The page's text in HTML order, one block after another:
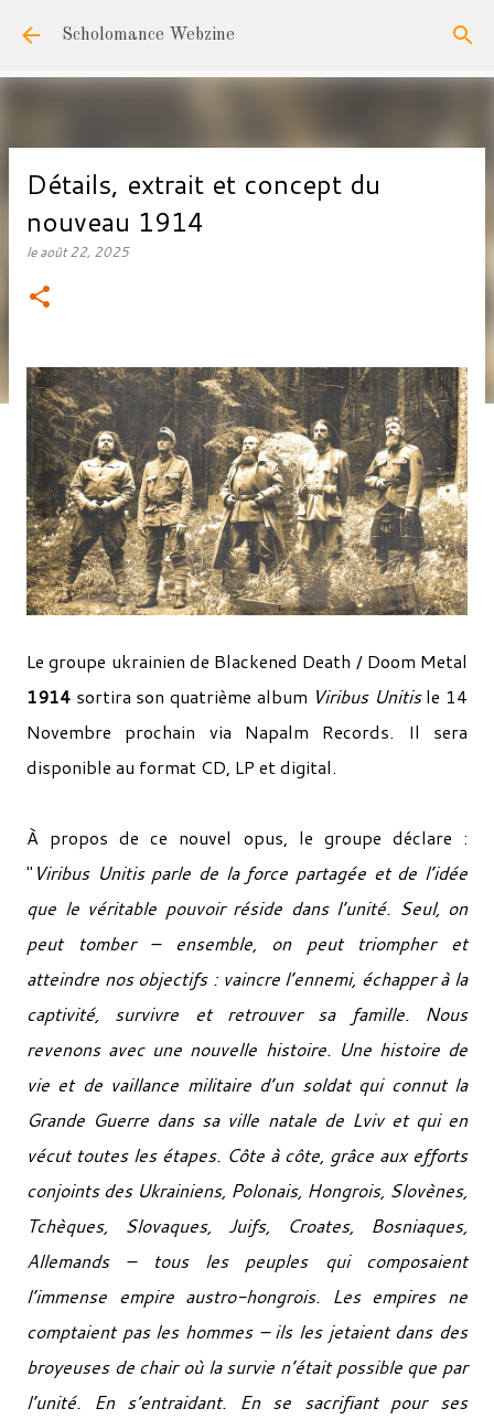
Accéder au contenu principal
Scholomance Webzine
Détails, extrait et concept du
nouveau 1914
leaoût 22, 2025
Le groupe ukrainien de Blackened Death / Doom Metal
1914 sortira son quatrième album Viribus Unitisle 14
Novembre prochain via Napalm Records. Il sera
disponible au format CD, LP et digital.
À propos de ce nouvel opus, le groupe déclare :
" Viribus Unitis parle de la force partagée et de l’idée
que le véritable pouvoir réside dans l’unité. Seul, on
peut tomber – ensemble, on peut triompher et
atteindre nos objectifs : vaincre l’ennemi, échapper à la
captivité, survivre et retrouver sa famille. Nous
revenons avec une nouvelle histoire. Une histoire de
vie et de vaillance militaire d’un soldat qui connut la
Grande Guerre dans sa ville natale de Lviv et qui en
vécut toutes les étapes. Côte à côte, grâce aux efforts
conjoints des Ukrainiens, Polonais, Hongrois, Slovènes,
Tchèques, Slovaques, Juifs, Croates, Bosniaques,
Allemands – tous les peuples qui composaient
l’immense empire austro-hongrois. Les empires ne
comptaient pas les hommes – ils les jetaient dans des
broyeuses de chair où la survie n’était possible que par
l’unité. En s’entraidant. En se sacrifiant pour ses